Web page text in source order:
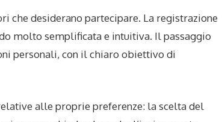
che desiderano partecipare. La registrazione
molto semplificata e intuitiva. Il passaggio
personali, con il chiaro obiettivo di
alle proprie preferenze: la scelta del